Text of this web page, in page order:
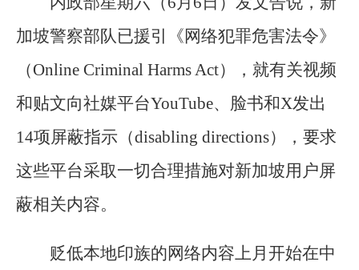
加坡警察部队已援引《网络犯罪危害法令》
（Online Criminal Harms Act），就有关视频
和贴文向社媒平台YouTube、脸书和X发出
14项屏蔽指示（disabling directions），要求
这些平台采取一切合理措施对新加坡用户屏
蔽相关内容。
贬低本地印族的网络内容上月开始在中